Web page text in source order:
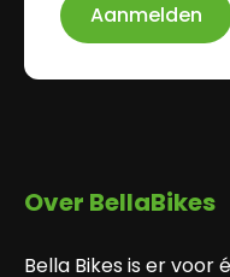
Aanmelden
Over BellaBikes
Bella Bikes is er voor